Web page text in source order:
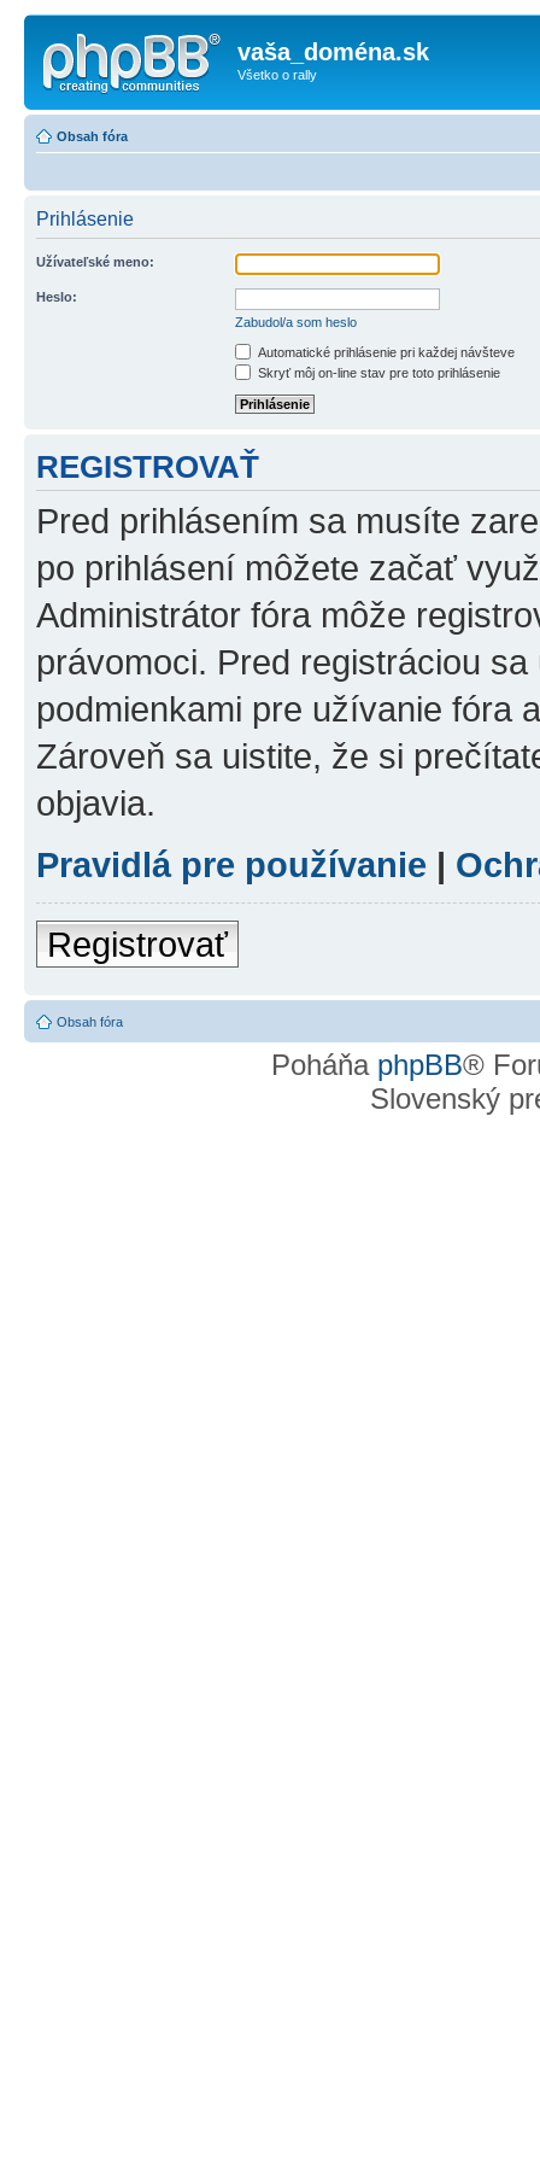
vaša_doména.sk
Všetko o rally
Obsah fóra
Prihlásenie
Užívateľské meno:
Heslo:
Zabudol/a som heslo
Automatické prihlásenie pri každej návšteve
Skryť môj on-line stav pre toto prihlásenie
REGISTROVAŤ
Pred prihlásením sa musíte
po prihlásení môžete začať
Administrátor fóra môže
právomoci. Pred registráciou
podmienkami pre užívanie fóra
Zároveň sa uistite, že si
objavia.
Pravidlá pre používanie |
Registrovať
Obsah fóra
Poháňa phpBB®
Slovenský